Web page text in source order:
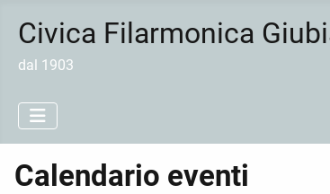
Civica Filarmonica
dal 1903
Calendario eventi